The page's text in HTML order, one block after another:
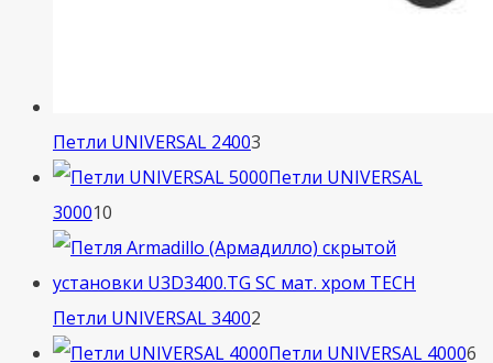
Петли UNIVERSAL 24003
товара
Петли UNIVERSAL
300010
товаров
Петли UNIVERSAL 34002
товара
Петли UNIVERSAL 40006